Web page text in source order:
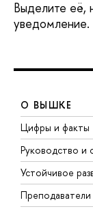
Выделите её,
уведомление.
О ВЫШКЕ
Цифры и факты
Руководство и
Устойчивое